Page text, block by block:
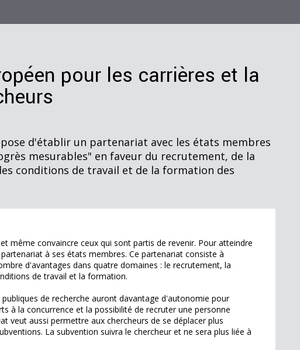
pour les carrières et la
d'établir un partenariat avec les états membres
mesurables" en faveur du recrutement, de la
conditions de travail et de la formation des
même convaincre ceux qui sont partis de revenir. Pour atteindre
à ses états membres. Ce partenariat consiste à
d'avantages dans quatre domaines : le recrutement, la
de travail et la formation.
de recherche auront davantage d'autonomie pour
à la concurrence et la possibilité de recruter une personne
veut aussi permettre aux chercheurs de se déplacer plus
La subvention suivra le chercheur et ne sera plus liée à